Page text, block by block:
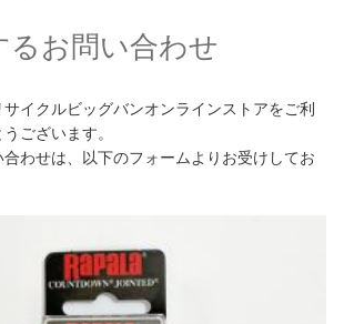
るお問い合わせ
イクルビッグバンオンラインストアをご利
ございます。
わせは、以下のフォームよりお受けしてお